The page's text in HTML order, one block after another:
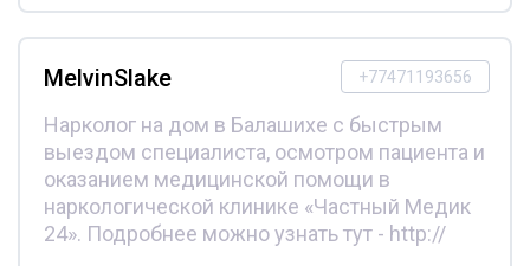
+77471193656
MelvinSlake
Нарколог на дом в Балашихе с быстрым
выездом специалиста, осмотром пациента и
оказанием медицинской помощи в
наркологической клинике «Частный Медик
24». Подробнее можно узнать тут - http://